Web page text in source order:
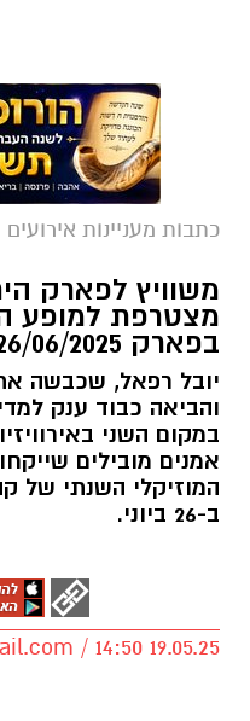
כתבות מעניינות
משוויץ לפארק
מצטרפת למופע
בפארק 26/06/2025
יובל רפאל, שכבשה
והביאה כבוד ענק
אמנים מובילים
המוזיקלי השנתי של
ב-26 ביוני.
/ 14:50 19.05.25